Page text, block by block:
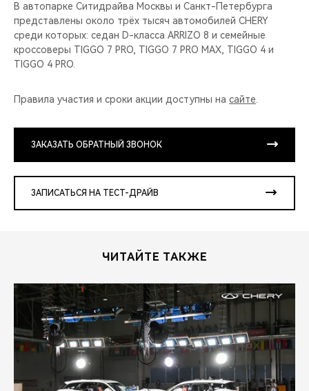
В автопарке Ситидрайва Москвы и Санкт-Петербурга
представлены около трёх тысяч автомобилей CHERY
среди которых: седан D-класса ARRIZO 8 и семейные
кроссоверы TIGGO 7 PRO, TIGGO 7 PRO MAX, TIGGO 4 и
TIGGO 4 PRO.
Правила участия и сроки акции доступны на сайте
ЗАКАЗАТЬ ОБРАТНЫЙ ЗВОНОК
ЗАПИСАТЬСЯ НА ТЕСТ-ДРАЙВ
ЧИТАЙТЕ ТАКЖЕ